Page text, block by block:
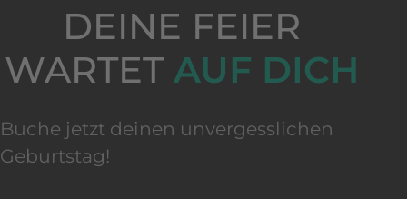
DEINE FEIER
WARTET AUF DICH
Buche jetzt deinen unvergesslichen
Geburtstag!